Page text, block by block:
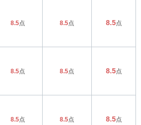
8.5点 8.5点 8.5点
8.5点 8.5点 8.5点
8.5点 8.5点 8.5点